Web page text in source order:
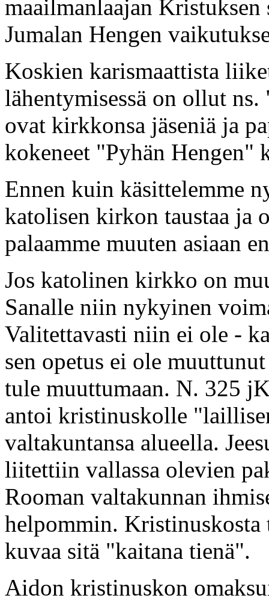
maailmanlaajan
Jumalan Hengen
Koskien karismaattista
lähentymisessä on ollut
ovat kirkkonsa jäseniä ja
kokeneet "Pyhän Hengen"
Ennen kuin käsittelemme
katolisen kirkon taustaa ja
palaamme muuten asiaan
Jos katolinen kirkko on
Sanalle niin nykyinen
Valitettavasti niin ei ole -
sen opetus ei ole
tule muuttumaan. N. 325
antoi kristinuskolle
valtakuntansa alueella.
liitettiin vallassa olevien
Rooman valtakunnan
helpommin.
kuvaa sitä "kaitana tienä".
Aidon kristinuskon